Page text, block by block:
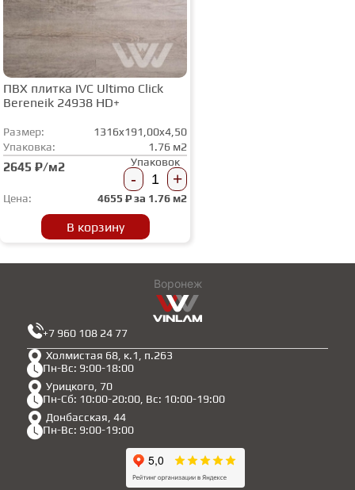
ПВХ плитка IVC Ultimo Сlick
Bereneik 24938 HD+
Размер:
1316x191,00x4,50
Упаковка:
1.76 м2
2645 ₽/м2 Упаковок
- +
Цена: 4655 ₽ за 1.76 м2
В корзину
Воронеж
Холмистая 68, к.1, п.263
Пн-Вс: 9:00-18:00
Урицкого, 70
Пн-Сб: 10:00-20:00, Вс: 10:00-19:00
Донбасская, 44
Пн-Вс: 9:00-19:00
+7 960 108 24 77